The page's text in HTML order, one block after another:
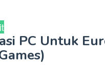
PC Untuk